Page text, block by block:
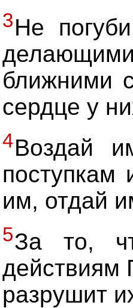
3Не
ближними
сердце у
4Воздай
поступкам
им, отдай
5За то,
действиям
разрушит